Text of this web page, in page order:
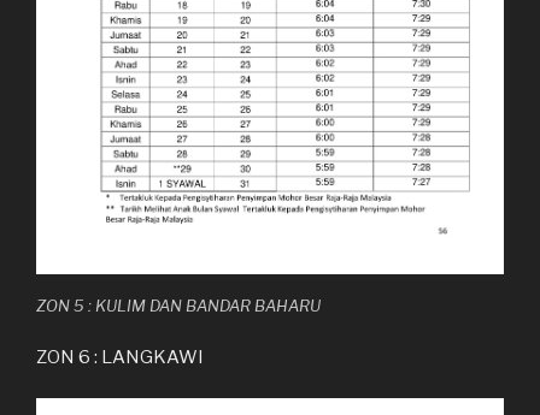
ZON 5 : KULIM DAN BANDAR BAHARU
ZON 6 : LANGKAWI